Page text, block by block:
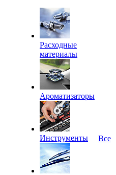
Расходные
материалы
Ароматизаторы
Инструменты Все